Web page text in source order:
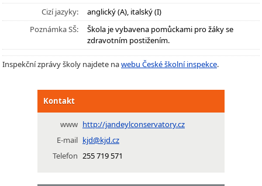
Cizí jazyky:
anglický (A), italský (I)
Poznámka SŠ:
Škola je vybavena pomůckami pro žáky se
zdravotním postižením.
Inspekční zprávy školy najdete nawebu České školní inspekce.
Kontakt
www http://jandeylconservatory.cz
E-mail kjd@kjd.cz
Telefon 255 719 571